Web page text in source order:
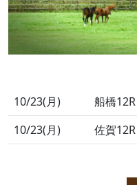
10/23(月) 船橋12R
10/23(月)
佐賀12R